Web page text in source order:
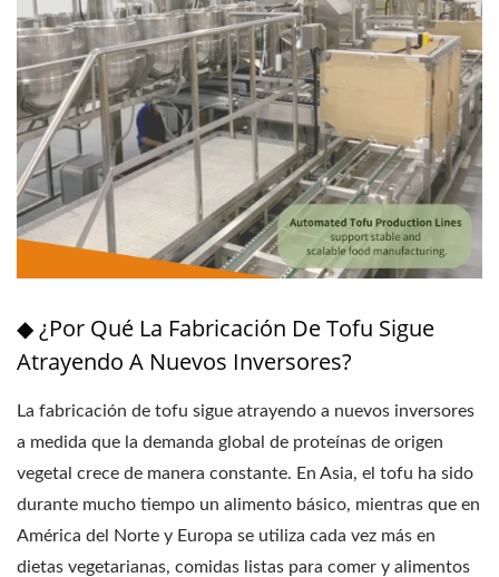
◆ ¿Por Qué La Fabricación De Tofu Sigue
Atrayendo A Nuevos Inversores?
La fabricación de tofu sigue atrayendo a nuevos inversores
a medida que la demanda global de proteínas de origen
vegetal crece de manera constante. En Asia, el tofu ha sido
durante mucho tiempo un alimento básico, mientras que en
América del Norte y Europa se utiliza cada vez más en
dietas vegetarianas, comidas listas para comer y alimentos